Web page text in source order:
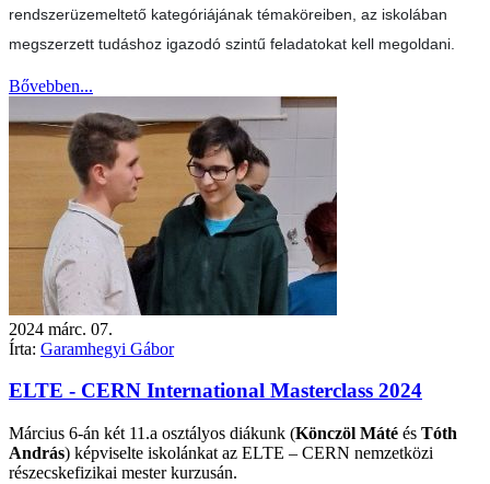
rendszerüzemeltető kategóriájának témaköreiben, az iskolában
megszerzett tudáshoz igazodó szintű feladatokat kell megoldani.
Bővebben...
2024 márc. 07.
Írta: Garamhegyi Gábor
ELTE - CERN International Masterclass 2024
Március 6-án két 11.a osztályos diákunk (Könczöl Máté és Tóth
András) képviselte iskolánkat az ELTE – CERN nemzetközi
részecskefizikai mester kurzusán.